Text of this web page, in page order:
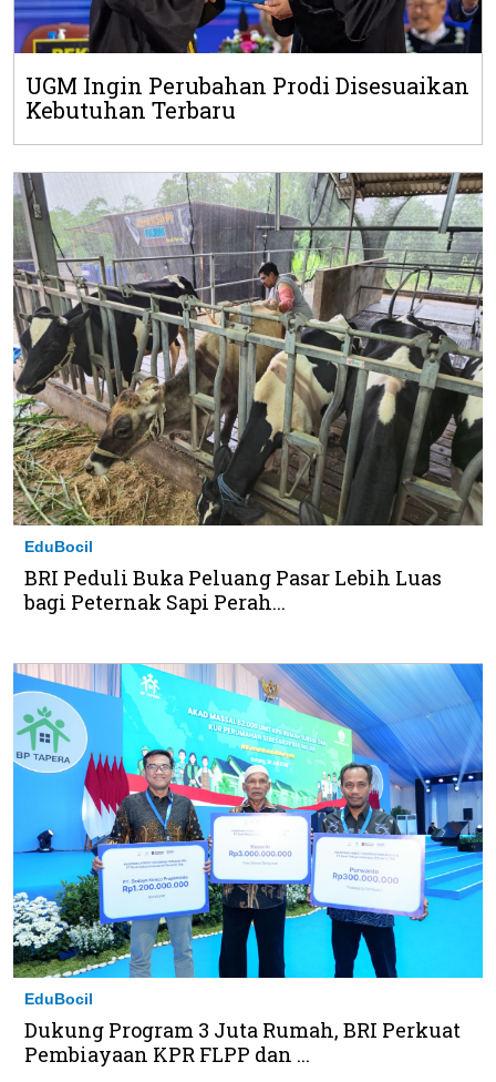
UGM Ingin Perubahan Prodi Disesuaikan
Kebutuhan Terbaru
EduBocil
BRI Peduli Buka Peluang Pasar Lebih Luas
bagi Peternak Sapi Perah...
EduBocil
Dukung Program 3 Juta Rumah, BRI Perkuat
Pembiayaan KPR FLPP dan ...